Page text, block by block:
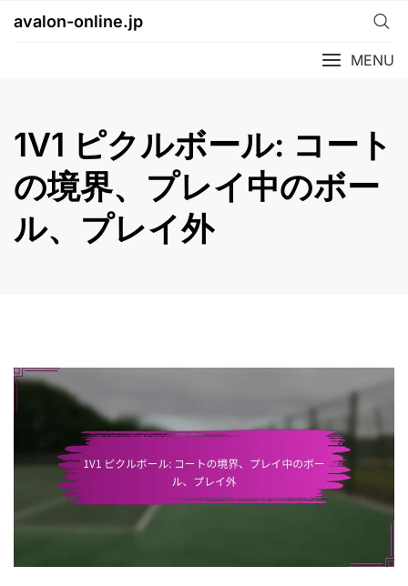
avalon-online.jp
MENU
1V1 ピクルボール: コート
の境界、プレイ中のボー
ル、プレイ外